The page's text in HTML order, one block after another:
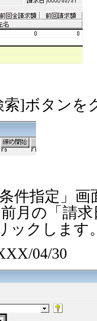
索]ボタンを
件指定」画
月の「請求
ックします
04/30